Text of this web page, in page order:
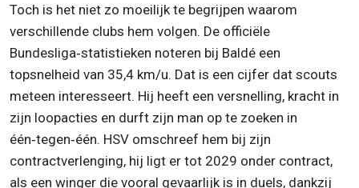
Toch is het niet zo moeilijk te begrijpen waarom
verschillende clubs hem volgen. De officiële
Bundesliga‑statistieken noteren bij Baldé een
topsnelheid van 35,4 km/u. Dat is een cijfer dat scouts
meteen interesseert. Hij heeft een versnelling, kracht in
zijn loopacties en durft zijn man op te zoeken in
één‑tegen‑één. HSV omschreef hem bij zijn
contractverlenging, hij ligt er tot 2029 onder contract,
als een winger die vooral gevaarlijk is in duels, dankzij